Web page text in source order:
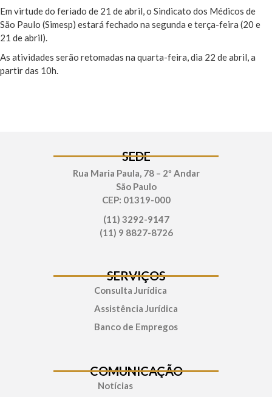
Em virtude do feriado de 21 de abril, o Sindicato dos Médicos de
São Paulo (Simesp) estará fechado na segunda e terça-feira (20 e
21 de abril).
As atividades serão retomadas na quarta-feira, dia 22 de abril, a
partir das 10h.
SEDE
Rua Maria Paula, 78 – 2º Andar
São Paulo
CEP: 01319-000
(11) 3292-9147
(11) 9 8827-8726
SERVIÇOS
Consulta Jurídica
Assistência Jurídica
Banco de Empregos
COMUNICAÇÃO
Notícias